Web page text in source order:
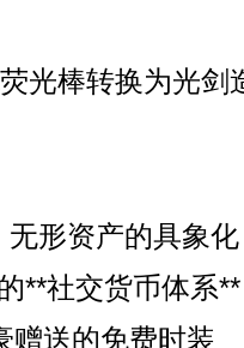
光棒转换为光剑
形资产的具象化
**社交货币体系
赠送的免费时装